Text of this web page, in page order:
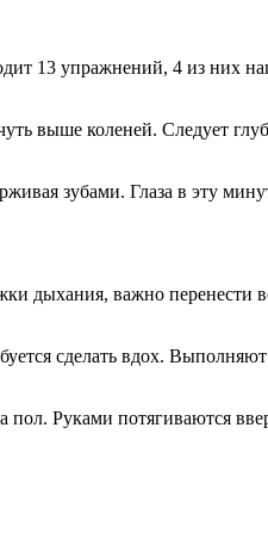
13 упражнений, 4 из них
выше коленей. Следует
зубами. Глаза в эту
дыхания, важно перенести
сделать вдох.
Руками потягиваются